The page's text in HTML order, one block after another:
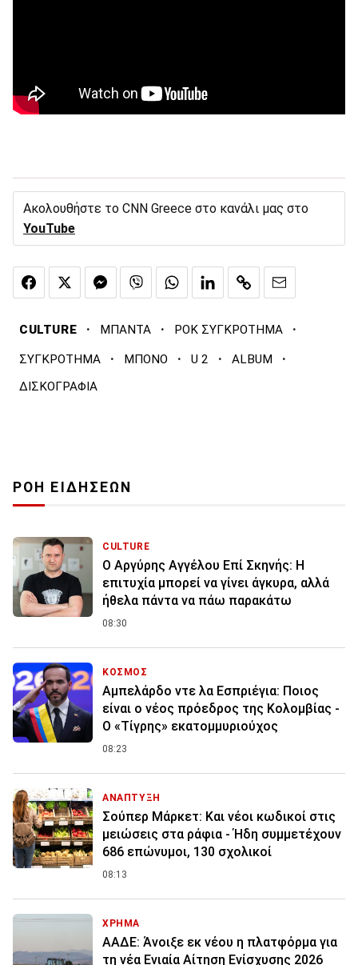
Ακολουθήστε το CNN Greece στο κανάλι μας στο
YouTube
CULTURE · ΜΠΑΝΤΑ · ΡΟΚ ΣΥΓΚΡΟΤΗΜΑ ·
ΣΥΓΚΡΟΤΗΜΑ · ΜΠΟΝΟ · U 2 · ALBUM ·
ΔΙΣΚΟΓΡΑΦΙΑ
ΡΟΗ ΕΙΔΗΣΕΩΝ
CULTURE
Ο Αργύρης Αγγέλου Επί Σκηνής: Η
επιτυχία μπορεί να γίνει άγκυρα, αλλά
ήθελα πάντα να πάω παρακάτω
08:30
ΚΟΣΜΟΣ
Αμπελάρδο ντε λα Εσπριέγια: Ποιος
είναι ο νέος πρόεδρος της Κολομβίας -
Ο «Τίγρης» εκατομμυριούχος
08:23
ΑΝΑΠΤΥΞΗ
Σούπερ Μάρκετ: Και νέοι κωδικοί στις
μειώσεις στα ράφια - Ήδη συμμετέχουν
686 επώνυμοι, 130 σχολικοί
08:13
ΧΡΗΜΑ
ΑΑΔΕ: Άνοιξε εκ νέου η πλατφόρμα για
τη νέα Ενιαία Αίτηση Ενίσχυσης 2026